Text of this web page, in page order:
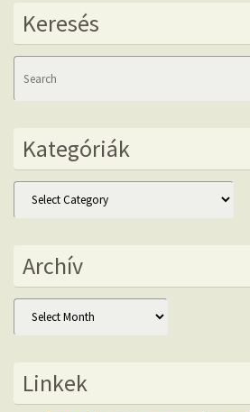
Keresés
Kategóriák
Kategóriák
Archív
Archív
Linkek